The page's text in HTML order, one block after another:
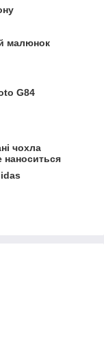
малюнок
G84
чохла
наноситься